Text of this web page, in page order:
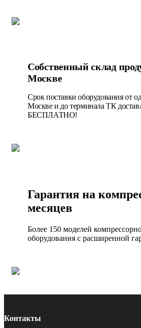
Собственный склад
Москве
Срок поставки оборудования от
Москве и до терминала ТК
БЕСПЛАТНО!
Гарантия на
месяцев
Более 150 моделей
оборудования с расширенной
Контакты